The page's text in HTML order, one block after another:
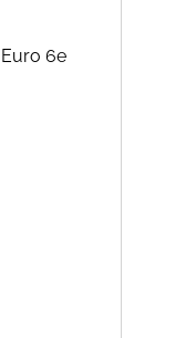
Euro 6e